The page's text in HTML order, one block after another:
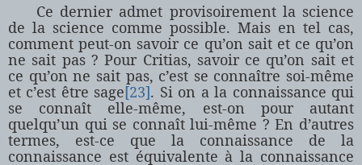
Ce dernier admet provisoirement la science
de la science comme possible. Mais en tel cas,
comment peut-on savoir ce qu’on sait et ce qu’on
ne sait pas ? Pour Critias, savoir ce qu’on sait et
ce qu’on ne sait pas, c’est se connaître soi-même
et c’est être sage[23]. Si on a la connaissance qui
se connaît elle-même, est-on pour autant
quelqu’un qui se connaît lui-même ? En d’autres
termes, est-ce que la connaissance de la
connaissance est équivalente à la connaissance